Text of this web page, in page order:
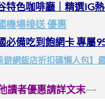
特色咖啡廳｜精選IG
機場接送 優惠
必備吃到飽網卡 專屬
遊網飯店折扣碼懶人包】
讀者優惠請詳文末~~